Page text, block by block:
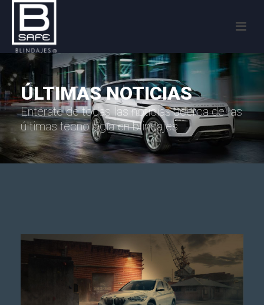
ÚLTIMAS NOTICIAS
Entérate de todas las noticias acerca de las
últimas tecnología en blindajes